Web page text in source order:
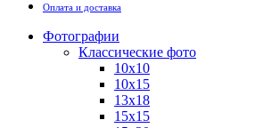
Оплата и доставка
Фотографии
Классические фото
10х10
10х15
13х18
15х15